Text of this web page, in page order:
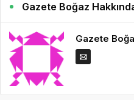
Gazete Boğaz
Gazete